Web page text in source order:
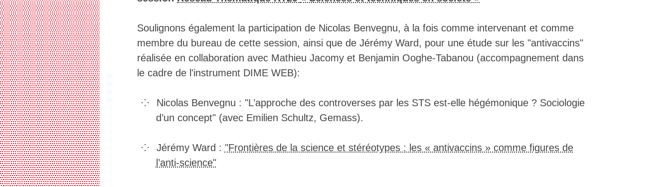
Soulignons également la participation de Nicolas Benvegnu, à la fois comme intervenant et comme
membre du bureau de cette session, ainsi que de Jérémy Ward, pour une étude sur les "antivaccins"
réalisée en collaboration avec Mathieu Jacomy et Benjamin Ooghe-Tabanou (accompagnement dans
le cadre de l'instrument DIME WEB):
Nicolas Benvegnu : "L’approche des controverses par les STS est-elle hégémonique ? Sociologie
d’un concept" (avec Emilien Schultz, Gemass).
Jérémy Ward : "Frontières de la science et stéréotypes : les « antivaccins » comme figures de
l’anti-science"